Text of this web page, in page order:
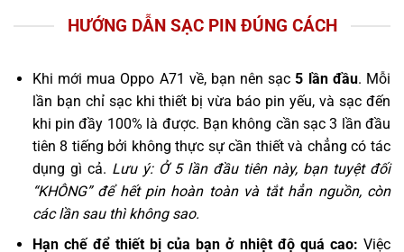
HƯỚNG DẪN SẠC PIN ĐÚNG CÁCH
Khi mới mua Oppo A71 về, bạn nên sạc 5 lần đầu. Mỗi
lần bạn chỉ sạc khi thiết bị vừa báo pin yếu, và sạc đến
khi pin đầy 100% là được. Bạn không cần sạc 3 lần đầu
tiên 8 tiếng bởi không thực sự cần thiết và chẳng có tác
dụng gì cả. Lưu ý: Ở 5 lần đầu tiên này, bạn tuyệt đối
“KHÔNG” để hết pin hoàn toàn và tắt hẳn nguồn, còn
các lần sau thì không sao.
Hạn chế để thiết bị của bạn ở nhiệt độ quá cao: Việc